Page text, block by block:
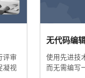
评审
凝视
无代码编
使用先进技
而无需编写